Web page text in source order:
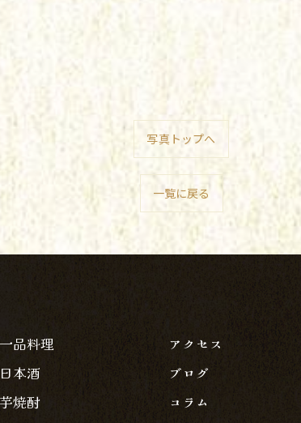
写真トップへ
一覧に戻る
一品料理
日本酒
芋焼酎
アクセス
ブログ
コラム